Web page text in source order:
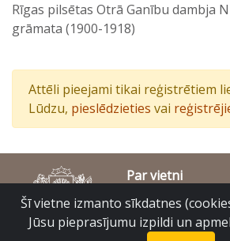
Rīgas pilsētas Otrā Ganību dambja
grāmata (1900-1918)
Attēli pieejami tikai reģistrētiem
Lūdzu, pieslēdzieties vai
Par vietni
Piekļūstamības
© Latvijas Valsts
Slokas iela 16, Rīga, LV –
Šī vietne izmanto sīkdatnes
Jūsu pieprasījumu izpildi un